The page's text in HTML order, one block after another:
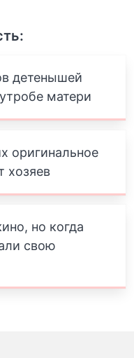
детенышей
матери
оригинальное
хозяев
но когда
свою